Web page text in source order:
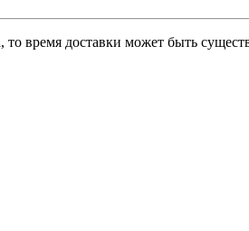
время доставки может быть